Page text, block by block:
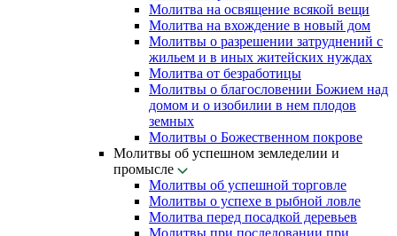
Молитва на освящение всякой вещи
Молитва на вхождение в новый дом
Молитвы о разрешении затруднений с
жильем и в иных житейских нуждах
Молитва от безработицы
Молитвы о благословении Божием над
домом и о изобилии в нем плодов
земных
Молитвы о Божественном покрове
Молитвы об успешном земледелии и
промысле
Молитвы об успешной торговле
Молитвы о успехе в рыбной ловле
Молитва перед посадкой деревьев
Молитвы при последовании при